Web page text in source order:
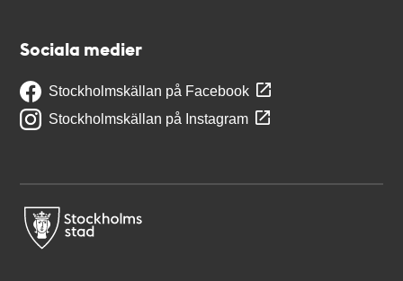
Sociala medier
Stockholmskällan på Facebook
Stockholmskällan på Instagram